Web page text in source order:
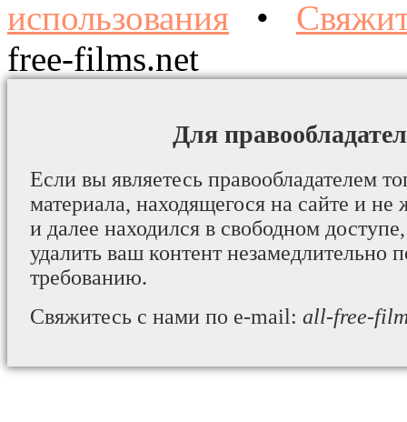
использования •
free-films.net
Для
Если вы являетесь правообладателем
материала, находящегося на сайте и не
и далее находился в свободном
удалить ваш контент незамедлительно
требованию.
Свяжитесь с нами по e-mail: all-free-